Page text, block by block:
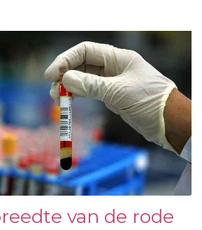
van de rode